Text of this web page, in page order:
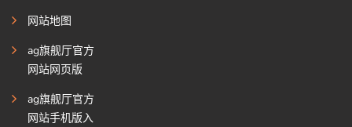
网站地图
ag旗舰厅官方
网站网页版
ag旗舰厅官方
网站手机版入